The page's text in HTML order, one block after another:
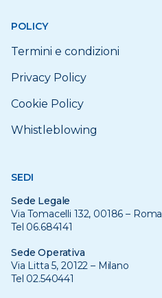
POLICY
Termini e condizioni
Privacy Policy
Cookie Policy
Whistleblowing
SEDI
Sede Legale
Via Tomacelli 132, 00186 – Roma
Tel 06.684141
Sede Operativa
Via Litta 5, 20122 – Milano
Tel 02.540441